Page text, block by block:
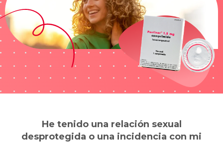
He tenido una relación sexual
desprotegida o una incidencia con mi